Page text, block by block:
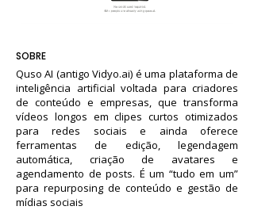
SOBRE
Quso AI (antigo Vidyo.ai) é uma plataforma de
inteligência artificial voltada para criadores
de conteúdo e empresas, que transforma
vídeos longos em clipes curtos otimizados
para redes sociais e ainda oferece
ferramentas de edição, legendagem
automática, criação de avatares e
agendamento de posts. É um “tudo em um”
para repurposing de conteúdo e gestão de
mídias sociais